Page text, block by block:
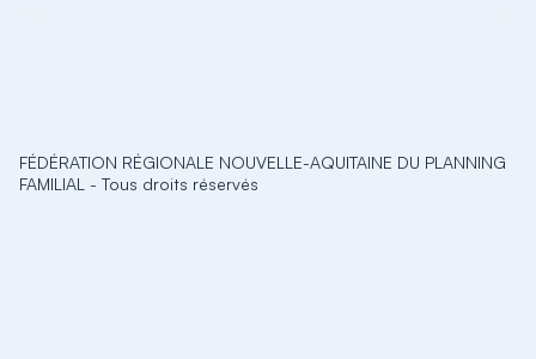
FÉDÉRATION RÉGIONALE NOUVELLE-AQUITAINE DU PLANNING
FAMILIAL - Tous droits réservés